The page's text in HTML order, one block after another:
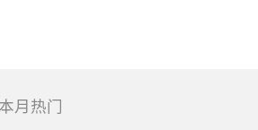
本月热门